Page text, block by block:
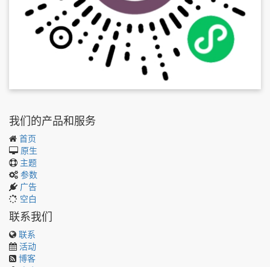
我们的产品和服务
首页
原生
主题
参数
广告
空白
联系我们
联系
活动
博客